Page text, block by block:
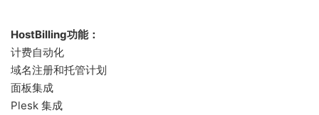
HostBilling功能：
计费自动化
域名注册和托管计划
面板集成
Plesk 集成